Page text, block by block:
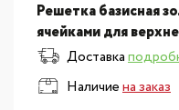
Решетка базисная
ячейками для
(Тайвань) ST420В/2
Доставка
Наличиена заказ